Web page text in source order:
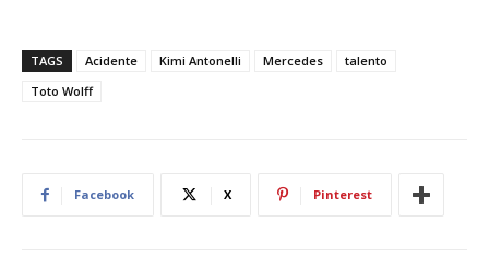
TAGS Acidente Kimi Antonelli Mercedes
talento
Toto Wolff
Facebook X Pinterest